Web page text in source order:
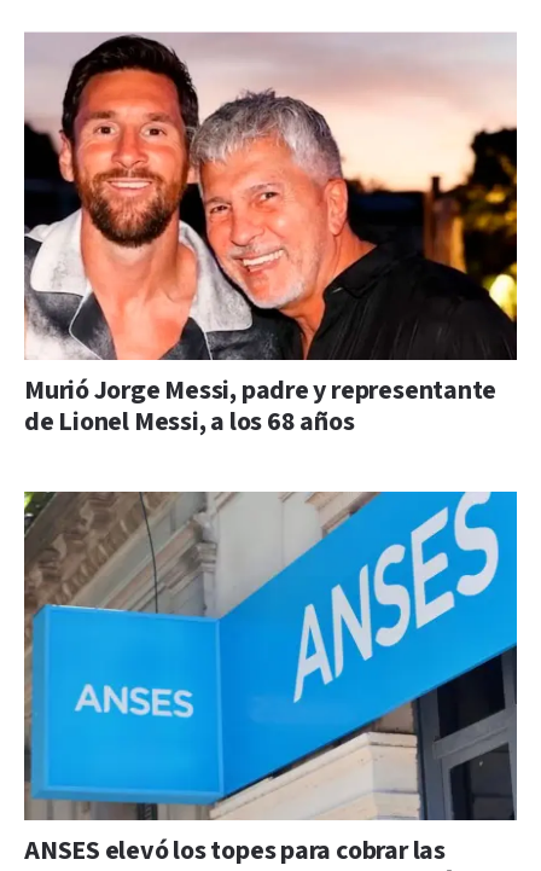
Murió Jorge Messi, padre y representante
de Lionel Messi, a los 68 años
ANSES elevó los topes para cobrar las